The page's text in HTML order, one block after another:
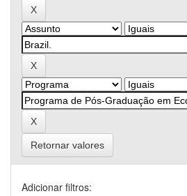
Retornar valores
Adicionar filtros: